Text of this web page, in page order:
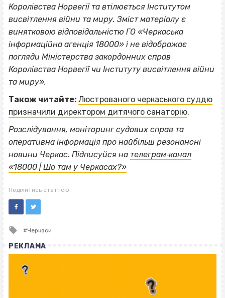
Королівства Норвегії та втілюється Інститутом
висвітлення війни та миру. Зміст матеріалу є
винятковою відповідальністю ГО «Черкаська
інформаційна агенція 18000» i не відображає
погляди Міністерства закордонних справ
Королівства Норвегії чи Інституту висвітлення війни
та миру».
Також читайте: Люстрованого черкаського суддю
призначили директором дитячого санаторію.
Розслідування, моніторинг судових справ та
оперативна інформація про найбільш резонансні
новини Черкас. Підписуйся на телеграм‐канал
«18000 | Шо там у Черкасах?»
Поділитись статтею
Tagged
Черкаси
РЕКЛАМА